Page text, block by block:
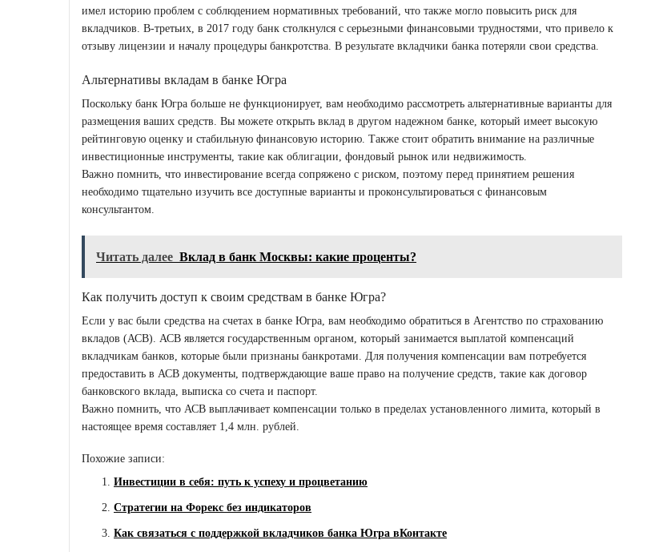
имел историю проблем с соблюдением нормативных требований, что также могло повысить риск для
вкладчиков. В-третьих, в 2017 году банк столкнулся с серьезными финансовыми трудностями, что привело к
отзыву лицензии и началу процедуры банкротства. В результате вкладчики банка потеряли свои средства.
Альтернативы вкладам в банке Югра
Поскольку банк Югра больше не функционирует, вам необходимо рассмотреть альтернативные варианты для
размещения ваших средств. Вы можете открыть вклад в другом надежном банке, который имеет высокую
рейтинговую оценку и стабильную финансовую историю. Также стоит обратить внимание на различные
инвестиционные инструменты, такие как облигации, фондовый рынок или недвижимость.
Важно помнить, что инвестирование всегда сопряжено с риском, поэтому перед принятием решения
необходимо тщательно изучить все доступные варианты и проконсультироваться с финансовым
консультантом.
Читать далее Вклад в банк Москвы: какие проценты?
Как получить доступ к своим средствам в банке Югра?
Если у вас были средства на счетах в банке Югра, вам необходимо обратиться в Агентство по страхованию
вкладов (АСВ). АСВ является государственным органом, который занимается выплатой компенсаций
вкладчикам банков, которые были признаны банкротами. Для получения компенсации вам потребуется
предоставить в АСВ документы, подтверждающие ваше право на получение средств, такие как договор
банковского вклада, выписка со счета и паспорт.
Важно помнить, что АСВ выплачивает компенсации только в пределах установленного лимита, который в
настоящее время составляет 1,4 млн. рублей.
Похожие записи:
Инвестиции в себя: путь к успеху и процветанию
Стратегии на Форекс без индикаторов
Как связаться с поддержкой вкладчиков банка Югра вКонтакте